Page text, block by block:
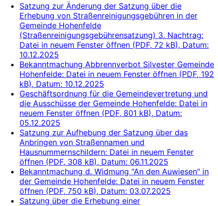
Satzung zur Änderung der Satzung über die
Erhebung von Straßenreinigungsgebühren in der
Gemeinde Hohenfelde
(Straßenreinigungsgebührensatzung) 3. Nachtrag:
Datei in neuem Fenster öffnen (PDF, 72 kB), Datum:
10.12.2025
Bekanntmachung Abbrennverbot Silvester Gemeinde
Hohenfelde: Datei in neuem Fenster öffnen (PDF, 192
kB), Datum: 10.12.2025
Geschäftsordnung für die Gemeindevertretung und
die Ausschüsse der Gemeinde Hohenfelde: Datei in
neuem Fenster öffnen (PDF, 801 kB), Datum:
05.12.2025
Satzung zur Aufhebung der Satzung über das
Anbringen von Straßennamen und
Hausnummernschildern: Datei in neuem Fenster
öffnen (PDF, 308 kB), Datum: 06.11.2025
Bekanntmachung d. Widmung "An den Auwiesen" in
der Gemeinde Hohenfelde: Datei in neuem Fenster
öffnen (PDF, 750 kB), Datum: 03.07.2025
Satzung über die Erhebung einer